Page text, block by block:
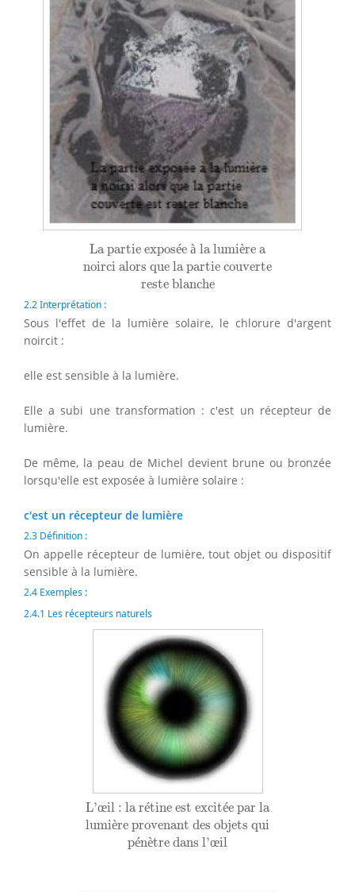
La partie exposée à la lumière a
La partie exposée à la lumière a
noirci alors que la partie couverte
noirci alors que la partie couverte
reste blanche
reste blanche
2.2 Interprétation :
Sous l'effet de la lumière solaire, le chlorure d'argent
noircit :
elle est sensible à la lumière.
Elle a subi une transformation : c'est un récepteur de
lumière.
De même, la peau de Michel devient brune ou bronzée
lorsqu'elle est exposée à lumière solaire :
c'est un récepteur de lumière
2.3 Définition :
On appelle récepteur de lumière, tout objet ou dispositif
sensible à la lumière.
2.4 Exemples :
2.4.1 Les récepteurs naturels
L'œil : la rétine est excitée par la
L'œil : la rétine est excitée par la
lumière provenant des objets qui
lumière provenant des objets qui
pénètre dans l'œil
pénètre dans l'œil